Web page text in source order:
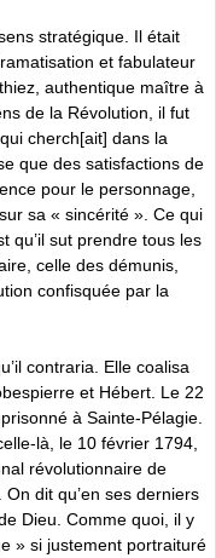
stratégique. Il était
et fabulateur
authentique maître à
de la Révolution, il fut
cherch[ait] dans la
que des satisfactions de
pour le personnage,
sa « sincérité ». Ce qui
qu’il sut prendre tous les
celle des démunis,
confisquée par la
contraria. Elle coalisa
et Hébert. Le 22
à Sainte-Pélagie.
là, le 10 février 1794,
révolutionnaire de
dit qu’en ses derniers
Dieu. Comme quoi, il y
» si justement portraituré